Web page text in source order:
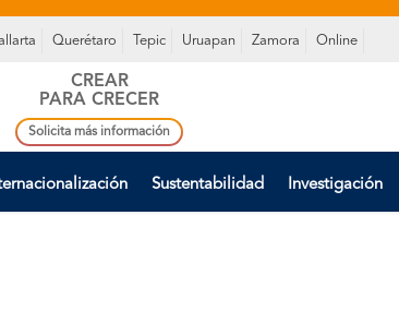
Querétaro Tepic Uruapan Zamora Online
CREAR
PARA CRECER
Solicita más información
Sustentabilidad Investigación